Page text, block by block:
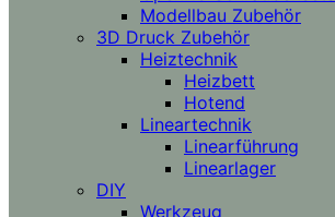
Modellbau Zubehör
3D Druck Zubehör
Heiztechnik
Heizbett
Hotend
Lineartechnik
Linearführung
Linearlager
DIY
Werkzeug